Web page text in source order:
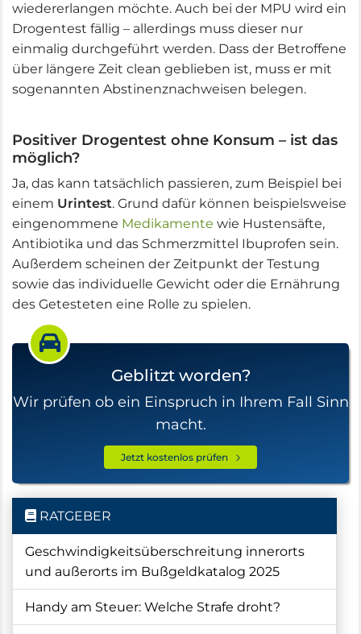
wiedererlangen möchte. Auch bei der MPU wird ein
Drogentest fällig – allerdings muss dieser nur
einmalig durchgeführt werden. Dass der Betroffene
über längere Zeit clean geblieben ist, muss er mit
sogenannten Abstinenznachweisen belegen.
Positiver Drogentest ohne Konsum – ist das
möglich?
Ja, das kann tatsächlich passieren, zum Beispiel bei
einem Urintest. Grund dafür können beispielsweise
eingenommene Medikamente wie Hustensäfte,
Antibiotika und das Schmerzmittel Ibuprofen sein.
Außerdem scheinen der Zeitpunkt der Testung
sowie das individuelle Gewicht oder die Ernährung
des Getesteten eine Rolle zu spielen.
Geblitzt worden?
Wir prüfen ob ein Einspruch in Ihrem Fall Sinn
macht.
Jetzt kostenlos prüfen
RATGEBER
Geschwindigkeitsüberschreitung innerorts
und außerorts im Bußgeldkatalog 2025
Handy am Steuer: Welche Strafe droht?